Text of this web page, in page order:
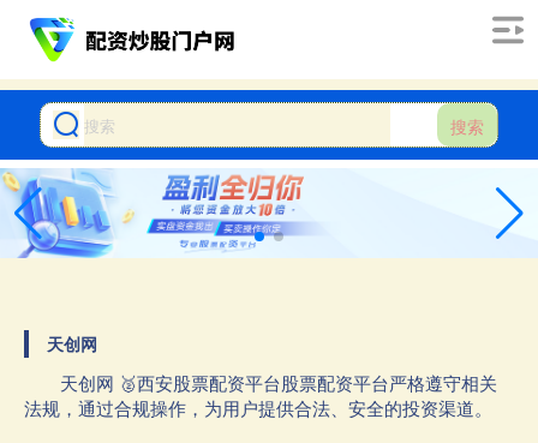
搜索
天创网
天创网 🥈西安股票配资平台股票配资平台严格遵守相关
法规，通过合规操作，为用户提供合法、安全的投资渠道。